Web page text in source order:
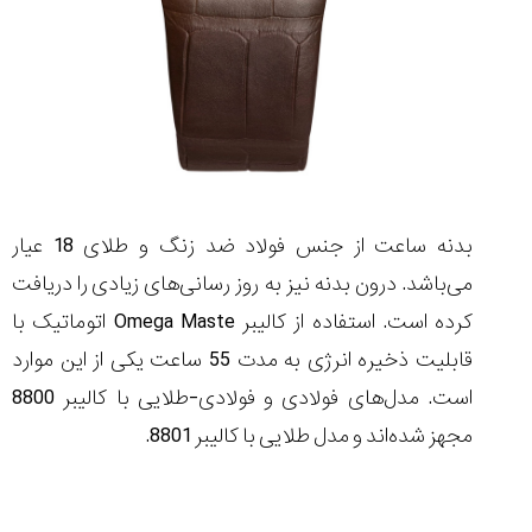
بدنه ساعت از جنس فولاد ضد زنگ و طلای 18 عیار
می‌باشد. درون بدنه نیز به روز رسانی‌های زیادی را دریافت
کرده است. استفاده از کالیبر Omega Maste اتوماتیک با
قابلیت ذخیره انرژی به مدت 55 ساعت یکی از این موارد
است. مدل‌های فولادی و فولادی-طلایی با کالیبر 8800
مجهز شده‌اند و مدل طلایی با کالیبر 8801.